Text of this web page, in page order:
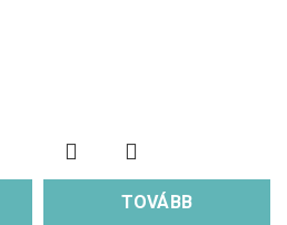
TOVÁBB